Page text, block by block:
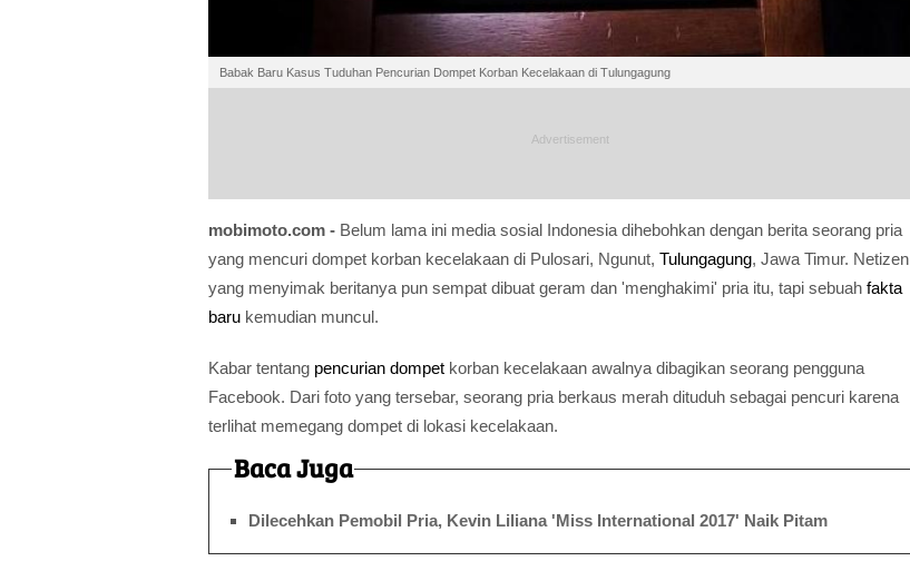
Babak Baru Kasus Tuduhan Pencurian Dompet Korban Kecelakaan di Tulungagung
mobimoto.com - Belum lama ini media sosial Indonesia dihebohkan dengan berita seorang pria
yang mencuri dompet korban kecelakaan di Pulosari, Ngunut, Tulungagung, Jawa Timur. Netizen
yang menyimak beritanya pun sempat dibuat geram dan 'menghakimi' pria itu, tapi sebuah fakta
baru kemudian muncul.
Kabar tentang pencurian dompet korban kecelakaan awalnya dibagikan seorang pengguna
Facebook. Dari foto yang tersebar, seorang pria berkaus merah dituduh sebagai pencuri karena
terlihat memegang dompet di lokasi kecelakaan.
Baca Juga
Dilecehkan Pemobil Pria, Kevin Liliana 'Miss International 2017' Naik Pitam